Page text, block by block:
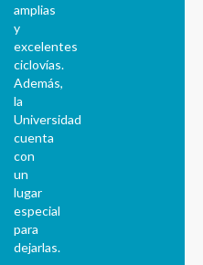
amplias
y
excelentes
ciclovías.
Además,
la
Universidad
cuenta
con
un
lugar
especial
para
dejarlas.